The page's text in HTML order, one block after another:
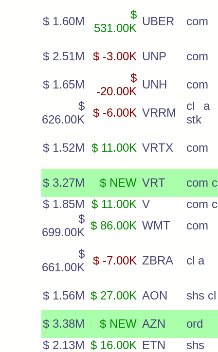
$ 1.60M
$
531.00K
UBER com
$ 2.51M $ -3.00K UNP com
$ 1.65M
$
-20.00K
UNH
com
$
626.00K
$ -6.00K VRRM
cl a
stk
$ 1.52M $ 11.00K VRTX com
$ 3.27M $ NEW VRT
com
$ 1.85M $ 11.00K V
com
$
699.00K
$ 86.00K WMT com
$
661.00K
$ -7.00K ZBRA cl a
$ 1.56M $ 27.00K AON shs
$ 3.38M $ NEW AZN
ord
$ 2.13M $ 16.00K ETN
shs